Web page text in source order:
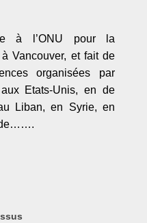
à l’ONU pour la
Vancouver, et fait de
organisées par
aux Etats-Unis, en de
Liban, en Syrie, en